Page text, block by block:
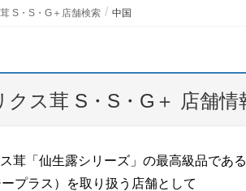
S・S・G＋店舗検索 中国
ス茸 S・S・G＋ 店舗情
茸「仙生露シリーズ」の最高級品である
プラス）を取り扱う店舗として